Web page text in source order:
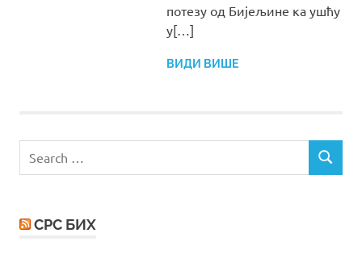
потезу од Бијељине ка ушћу
у[…]
ВИДИ ВИШЕ
for:
SEARCH
СРС БИХ